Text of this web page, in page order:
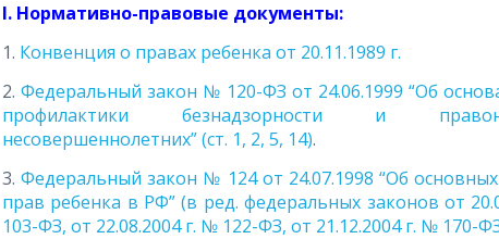
I. Нормативно-правовые документы:
1. Конвенция о правах ребенка от 20.11.1989 г.
2. Федеральный закон № 120-ФЗ от 24.06.1999 “Об
профилактики безнадзорности и
несовершеннолетних” (ст. 1, 2, 5, 14).
3.Федеральный закон № 124 от 24.07.1998 “Об основных
прав ребенка в РФ” (в ред. федеральных законов от
103-ФЗ, от 22.08.2004 г. № 122-ФЗ, от 21.12.2004 г. № 170-